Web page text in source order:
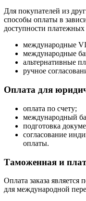
Для покупателей из
способы оплаты в
доступности платежных
международные
международные
альтернативные
ручное
Оплата для
оплата по счету;
международный
подготовка
согласование
оплаты.
Таможенная и
Оплата заказа является
для международной